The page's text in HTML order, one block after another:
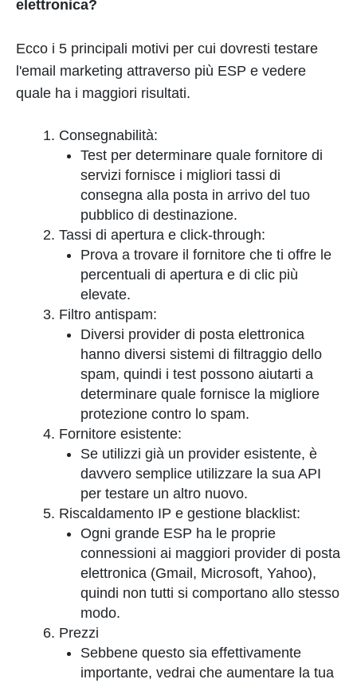
elettronica?
Ecco i 5 principali motivi per cui dovresti testare
l'email marketing attraverso più ESP e vedere
quale ha i maggiori risultati.
Consegnabilità:
Test per determinare quale fornitore di
servizi fornisce i migliori tassi di
consegna alla posta in arrivo del tuo
pubblico di destinazione.
Tassi di apertura e click-through:
Prova a trovare il fornitore che ti offre le
percentuali di apertura e di clic più
elevate.
Filtro antispam:
Diversi provider di posta elettronica
hanno diversi sistemi di filtraggio dello
spam, quindi i test possono aiutarti a
determinare quale fornisce la migliore
protezione contro lo spam.
Fornitore esistente:
Se utilizzi già un provider esistente, è
davvero semplice utilizzare la sua API
per testare un altro nuovo.
Riscaldamento IP e gestione blacklist:
Ogni grande ESP ha le proprie
connessioni ai maggiori provider di posta
elettronica (Gmail, Microsoft, Yahoo),
quindi non tutti si comportano allo stesso
modo.
Prezzi
Sebbene questo sia effettivamente
importante, vedrai che aumentare la tua